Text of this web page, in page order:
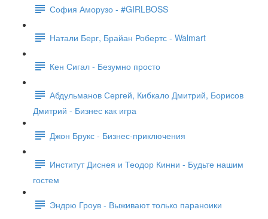
София Аморузо - #GIRLBOSS
Натали Берг, Брайан Робертс - Walmart
Кен Сигал - Безумно просто
Абдульманов Сергей, Кибкало Дмитрий, Борисов
Дмитрий - Бизнес как игра
Джон Брукс - Бизнес-приключения
Институт Диснея и Теодор Кинни - Будьте нашим
гостем
Эндрю Гроув - Выживают только параноики